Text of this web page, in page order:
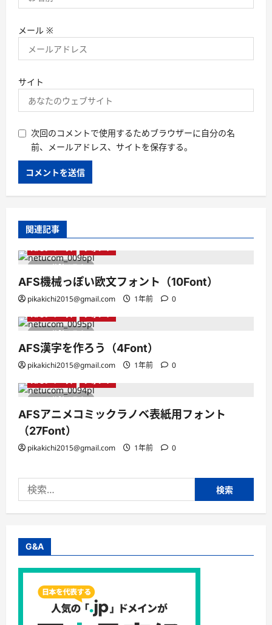
メール ※
サイト
次回のコメントで使用するためブラウザーに自分の名
前、メールアドレス、サイトを保存する。
関連記事
1 分読み取り
AFSシリーズ フォント
AFS機械っぽい欧文フォント（10Font）
pikakichi2015@gmail.com 1年前 0
1 分読み取り
AFSシリーズ フォント
AFS漢字を作ろう（4Font）
pikakichi2015@gmail.com 1年前 0
1 分読み取り
AFSシリーズ フォント
AFSアニメコミックラノベ表紙用フォント
（27Font）
pikakichi2015@gmail.com 1年前 0
索:
G&A